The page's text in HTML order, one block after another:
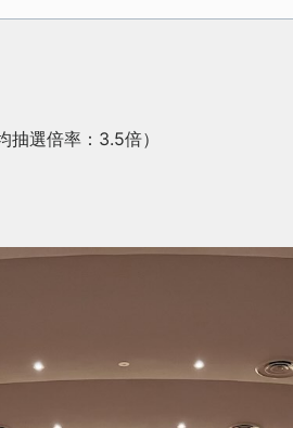
選倍率：3.5倍）